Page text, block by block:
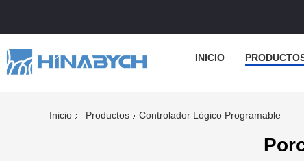
INICIO
Inicio Productos Controlador Lógico Programable